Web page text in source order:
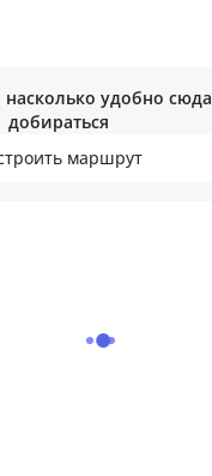
насколько удобно сюда
добираться
маршрут